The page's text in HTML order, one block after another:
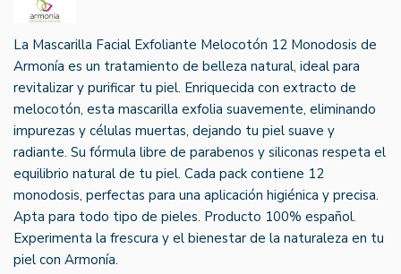
La Mascarilla Facial Exfoliante Melocotón 12 Monodosis de
Armonía es un tratamiento de belleza natural, ideal para
revitalizar y purificar tu piel. Enriquecida con extracto de
melocotón, esta mascarilla exfolia suavemente, eliminando
impurezas y células muertas, dejando tu piel suave y
radiante. Su fórmula libre de parabenos y siliconas respeta el
equilibrio natural de tu piel. Cada pack contiene 12
monodosis, perfectas para una aplicación higiénica y precisa.
Apta para todo tipo de pieles. Producto 100% español.
Experimenta la frescura y el bienestar de la naturaleza en tu
piel con Armonía.